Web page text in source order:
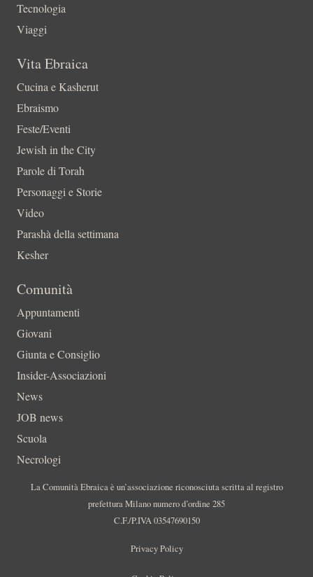
Tecnologia
Viaggi
Vita Ebraica
Cucina e Kasherut
Ebraismo
Feste/Eventi
Jewish in the City
Parole di Torah
Personaggi e Storie
Video
Parashà della settimana
Kesher
Comunità
Appuntamenti
Giovani
Giunta e Consiglio
Insider-Associazioni
News
JOB news
Scuola
Necrologi
La Comunità Ebraica è un’associazione riconosciuta scritta al registro
prefettura Milano numero d’ordine 285
C.F./P.IVA 03547690150
Privacy Policy